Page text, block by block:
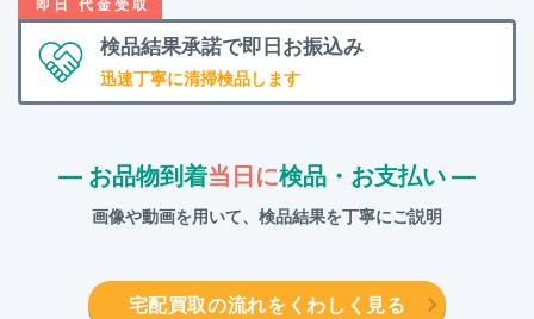
検品結果承諾で即日お振込み
迅速丁寧に清掃検品します
― お品物到着当日に検品・お支払い ―
画像や動画を用いて、検品結果を丁寧にご説明
宅配買取の流れをくわしく見る